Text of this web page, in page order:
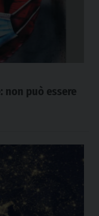
non può essere